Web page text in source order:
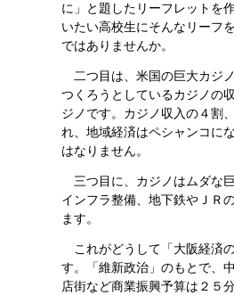
に」と題したリーフレットを
いたい高校生にそんなリーフ
ではありませんか。
二つ目は、米国の巨大カジ
つくろうとしているカジノの
ジノです。カジノ収入の４割
れ、地域経済はペシャンコに
はなりません。
三つ目に、カジノはムダな
インフラ整備、地下鉄やＪＲ
ます。
これがどうして「大阪経済
す。「維新政治」のもとで、
店街など商業振興予算は２５